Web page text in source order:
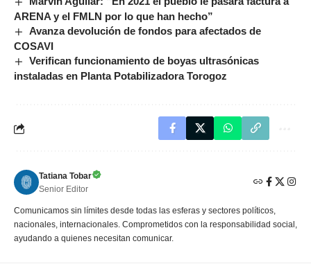
ARENA y el FMLN por lo que han hecho”
Avanza devolución de fondos para afectados de
COSAVI
Verifican funcionamiento de boyas ultrasónicas
instaladas en Planta Potabilizadora Torogoz
Tatiana Tobar
Senior Editor
Comunicamos sin límites desde todas las esferas y sectores políticos,
nacionales, internacionales. Comprometidos con la responsabilidad social,
ayudando a quienes necesitan comunicar.